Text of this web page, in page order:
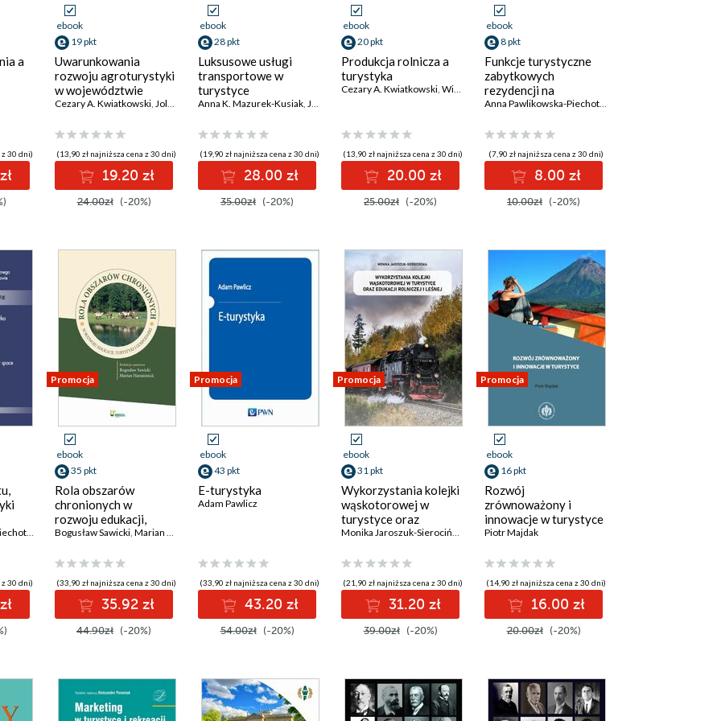
a
z 30 dni)
ebook
19 pkt
Uwarunkowania
rozwoju agroturystyki
w województwie
lubelskim na
powiatów
Cezary A. Kwiatkowski, Jolanta Juszczak
(13,90 zł najniższa cena z 30 dni)
19.20 zł
24.00zł (-20%)
ebook
28 pkt
Luksusowe usługi
transportowe w
turystyce
Anna K. Mazurek-Kusiak, Joanna Hawlena
(19,90 zł najniższa cena z 30 dni)
28.00 zł
35.00zł (-20%)
ebook
20 pkt
Produkcja rolnicza a
turystyka
Cezary A. Kwiatkowski, Witold Chabuz ,Ewa Kwiecińska-Poppe
(13,90 zł najniższa cena z 30 dni)
20.00 zł
25.00zł (-20%)
ebook
8 pkt
Funkcje turystyczne
zabytkowych
rezydencji na
Mazowszu
Anna Pawlikowska-Piechotka
(7,90 zł najniższa cena z 30 dni)
8.00 zł
10.00zł (-20%)
Anna Pawlikowska-Piechotka
z 30 dni)
Promocja
ebook
35 pkt
Rola obszarów
chronionych w
rozwoju edukacji,
turystyki i gospodarki
Bogusław Sawicki, Marian Harasimiuk
(33,90 zł najniższa cena z 30 dni)
35.92 zł
44.90zł (-20%)
Promocja
ebook
43 pkt
E-turystyka
Adam Pawlicz
(33,90 zł najniższa cena z 30 dni)
43.20 zł
54.00zł (-20%)
Promocja
ebook
31 pkt
Wykorzystania kolejki
wąskotorowej w
turystyce oraz
edukacji rolniczej i
Monika Jaroszuk-Sierocińska
(21,90 zł najniższa cena z 30 dni)
31.20 zł
39.00zł (-20%)
Promocja
ebook
16 pkt
Rozwój
zrównoważony i
innowacje w turystyce
Piotr Majdak
(14,90 zł najniższa cena z 30 dni)
16.00 zł
20.00zł (-20%)